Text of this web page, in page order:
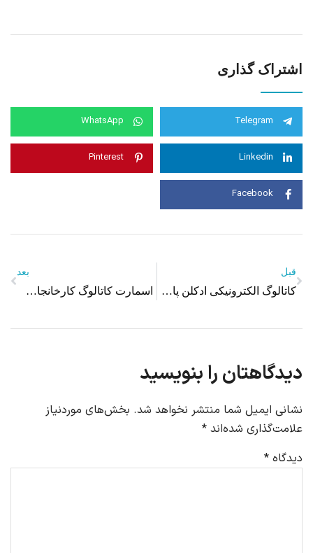
اشتراک گذاری
Telegram
WhatsApp
Linkedin
Pinterest
Facebook
قبل
کاتالوگ الکترونیکی ادکلن پاریس بلو
بعد
اسمارت کاتالوگ کارخانجات شهید قندی
دیدگاهتان را بنویسید
نشانی ایمیل شما منتشر نخواهد شد. بخش‌های موردنیاز
علامت‌گذاری شده‌اند *
دیدگاه *